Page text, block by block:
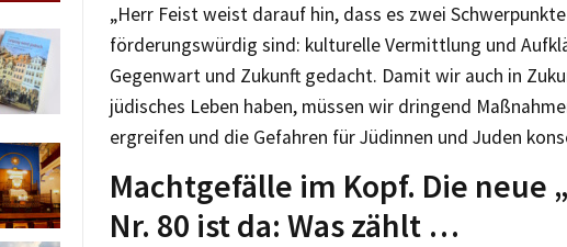
„Herr Feist weist darauf hin, dass es zwei
förderungswürdig sind: kulturelle Vermittlung und
Gegenwart und Zukunft gedacht. Damit wir auch in
jüdisches Leben haben, müssen wir dringend
ergreifen und die Gefahren für Jüdinnen und Juden
Machtgefälle im Kopf. Die neue
Nr. 80 ist da: Was zählt …